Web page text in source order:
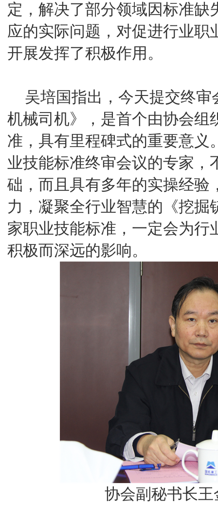
定，解决了部分领域因标准缺
应的实际问题，对促进行业职
开展发挥了积极作用。
吴培国指出，今天提交终
机械司机》，是首个由协会组
准，具有里程碑式的重要意义
业技能标准终审会议的专家，
础，而且具有多年的实操经验
力，凝聚全行业智慧的《挖掘
家职业技能标准，一定会为行
积极而深远的影响。
协会副秘书长